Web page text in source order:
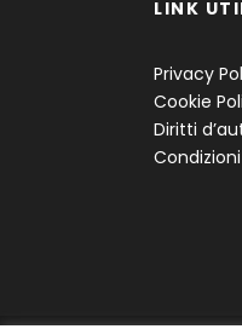
LINK
Privacy
Cookie
Diritti